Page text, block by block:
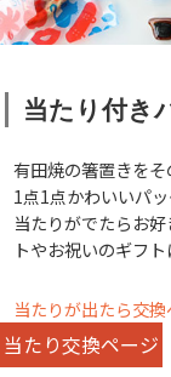
当たり付き
有田焼の箸置きを
1点1点かわいいパ
当たりがでたらお
トやお祝いのギフ
当たりが出たら交換
当たり交換ページ